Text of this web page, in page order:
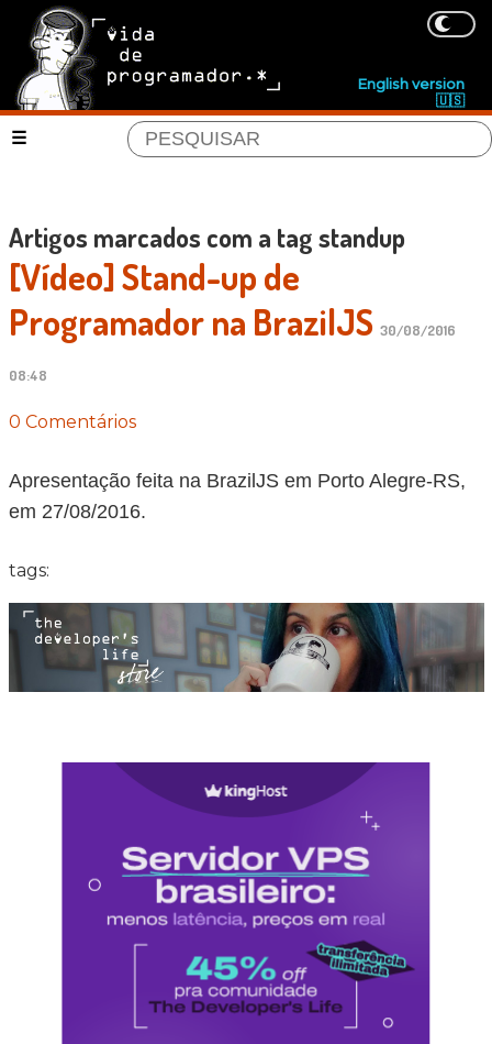
English version
🇺🇸
Artigos marcados com a tag standup
[Vídeo] Stand-up de
Programador na BrazilJS 30/08/2016
08:48
0 Comentários
Apresentação feita na BrazilJS em Porto Alegre-RS,
em 27/08/2016.
tags: